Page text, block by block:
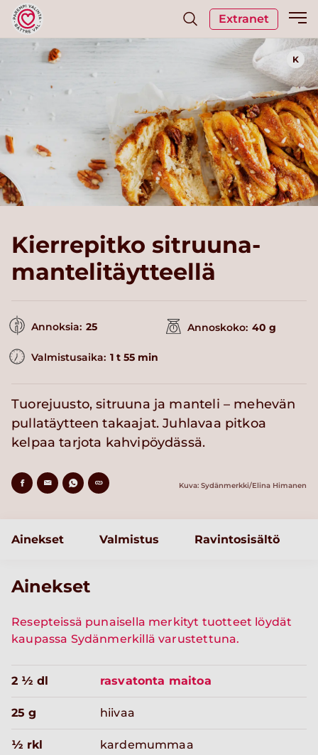
Extranet
K
Kierrepitko sitruuna-
mantelitäytteellä
Annoksia: 25 Annoskoko: 40 g
Valmistusaika: 1 t 55 min
Tuorejuusto, sitruuna ja manteli – mehevän
pullatäytteen takaajat. Juhlavaa pitkoa
kelpaa tarjota kahvipöydässä.
Kuva: Sydänmerkki/Elina Himanen
Ainekset Valmistus Ravintosisältö
Ainekset
Resepteissä punaisella merkityt tuotteet löydät
kaupassa Sydänmerkillä varustettuna.
2 ½ dl rasvatonta maitoa
25 g hiivaa
½ rkl kardemummaa